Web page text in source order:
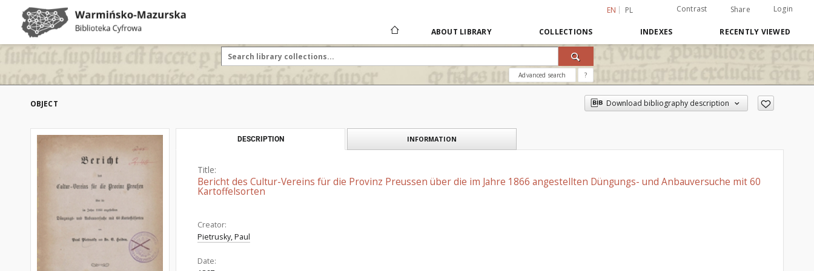
EN PL Contrast Share Login
ABOUT LIBRARY COLLECTIONS INDEXES RECENTLY VIEWED
Advanced search ?
OBJECT Download bibliography description
DESCRIPTION INFORMATION
Title:
Bericht des Cultur-Vereins für die Provinz Preussen über die im Jahre 1866 angestellten Düngungs- und Anbauversuche mit 60
Kartoffelsorten
Creator:
Pietrusky, Paul
Date: